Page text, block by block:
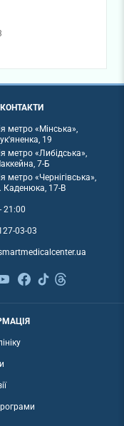
метро «Мінська»,
19
метро «Либідська»,
7-Б
метро «Чернігівська»,
Каденюка, 17-В
21:00
03-03